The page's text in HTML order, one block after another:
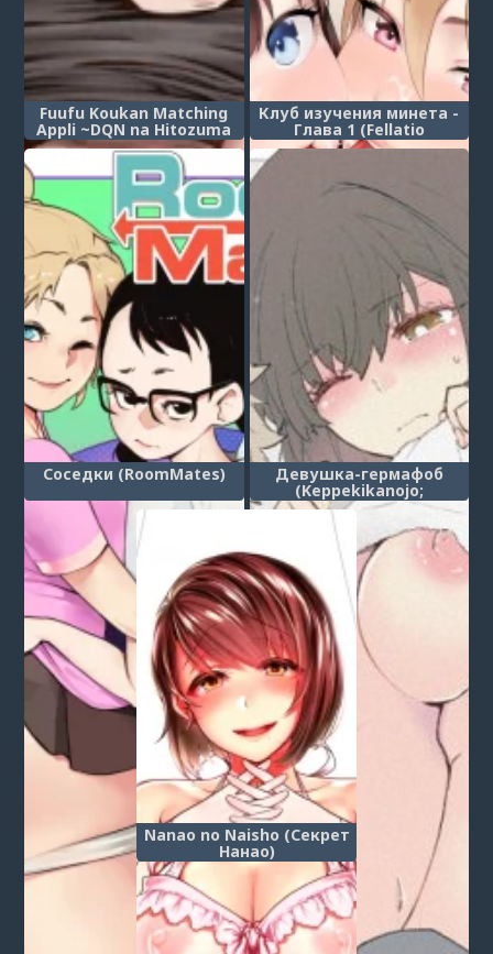
Fuufu Koukan Matching
Appli ~DQN na Hitozuma
ni Nakadashi Houshi~
(Приложение по обмену
партнёрами ~Услуга
«Кремпай для замужней
женщины»~)
Клуб изучения минета -
Глава 1 (Fellatio
Kenkyuubu)
Соседки (RoomMates) Девушка-гермафоб
(Keppekikanojo;
Germaphobe Girlfriend)
Nanao no Naisho (Секрет
Нанао)
4 5 7 8 9